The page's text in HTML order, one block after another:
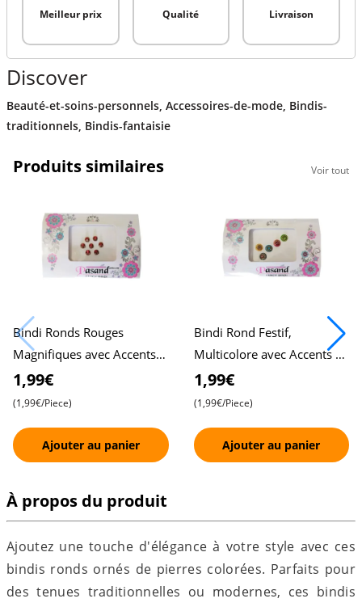
Meilleur prix Qualité Livraison
Discover
Beauté-et-soins-personnels, Accessoires-de-mode, Bindis-
traditionnels, Bindis-fantaisie
Produits similaires Voir tout
Bindi Ronds Rouges
Magnifiques avec Accents
Dorés , Pasand Fancy Bindi
1,99€
(1,99€/Piece)
Ajouter au panier
Bindi Rond Festif,
Multicolore avec Accents de
Pierres , Pasand Fancy
Bindi
1,99€
(1,99€/Piece)
Ajouter au panier
À propos du produit
Ajoutez une touche d'élégance à votre style avec ces
bindis ronds ornés de pierres colorées. Parfaits pour
des tenues traditionnelles ou modernes, ces bindis